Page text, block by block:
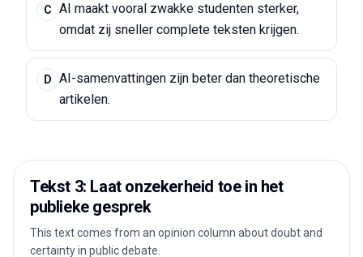
C
AI maakt vooral zwakke studenten sterker,
omdat zij sneller complete teksten krijgen.
D
AI-samenvattingen zijn beter dan theoretische
artikelen.
Tekst 3: Laat onzekerheid toe in het
publieke gesprek
This text comes from an opinion column about doubt and
certainty in public debate.